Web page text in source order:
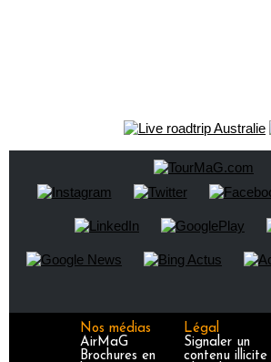
Nos médias
AirMaG
Brochures en
Légal
Signaler un
contenu illicite